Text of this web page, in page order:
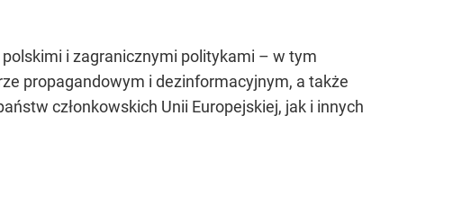
i zagranicznymi politykami – w tym
propagandowym i dezinformacyjnym, a także
członkowskich Unii Europejskiej, jak i innych